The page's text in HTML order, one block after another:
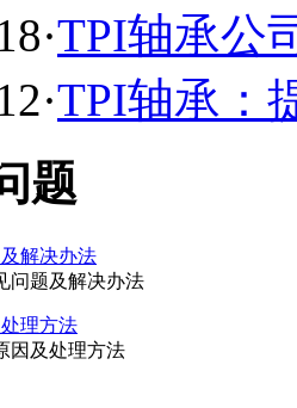
·TPI轴承公
·TPI轴承：
题
解决办法
问题及解决办法
理方法
因及处理方法